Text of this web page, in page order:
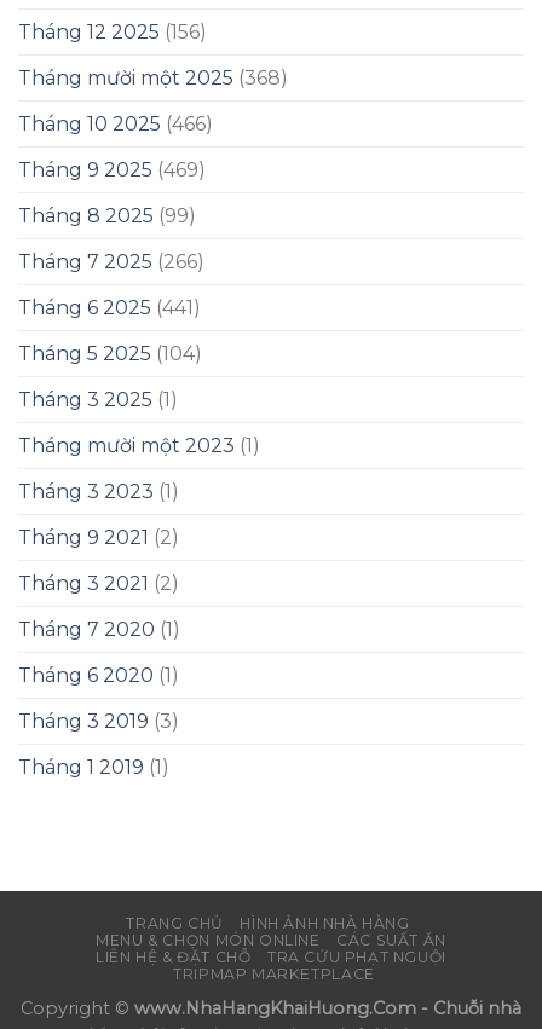
Tháng 12 2025 (156)
Tháng mười một 2025 (368)
Tháng 10 2025 (466)
Tháng 9 2025 (469)
Tháng 8 2025 (99)
Tháng 7 2025 (266)
Tháng 6 2025 (441)
Tháng 5 2025 (104)
Tháng 3 2025 (1)
Tháng mười một 2023 (1)
Tháng 3 2023 (1)
Tháng 9 2021 (2)
Tháng 3 2021 (2)
Tháng 7 2020 (1)
Tháng 6 2020 (1)
Tháng 3 2019 (3)
Tháng 1 2019 (1)
TRANG CHỦ
HÌNH ẢNH NHÀ HÀNG
MENU & CHỌN MÓN ONLINE
CÁC SUẤT ĂN
LIÊN HỆ & ĐẶT CHỖ
TRA CỨU PHẠT NGUỘI
TRIPMAP MARKETPLACE
Copyright © www.NhaHangKhaiHuong.Com - Chuỗi nhà